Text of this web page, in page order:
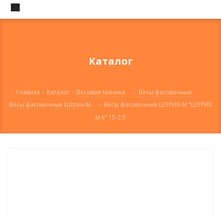
Каталог
Главная - Каталог - Весовая техника - Весы фасовочные
-
Весы фасовочные Штрих-М
- Весы фасовочные ШТРИХ-М "ШТРИХ
M II" 15-2.5